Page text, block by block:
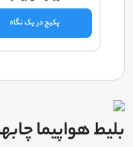
پکیج در یک نگاه
بلیط هواپیما